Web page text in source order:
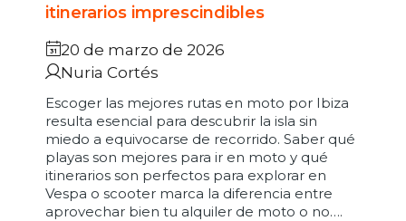
itinerarios imprescindibles
20 de marzo de 2026
Nuria Cortés
Escoger las mejores rutas en moto por Ibiza
resulta esencial para descubrir la isla sin
miedo a equivocarse de recorrido. Saber qué
playas son mejores para ir en moto y qué
itinerarios son perfectos para explorar en
Vespa o scooter marca la diferencia entre
aprovechar bien tu alquiler de moto o no….